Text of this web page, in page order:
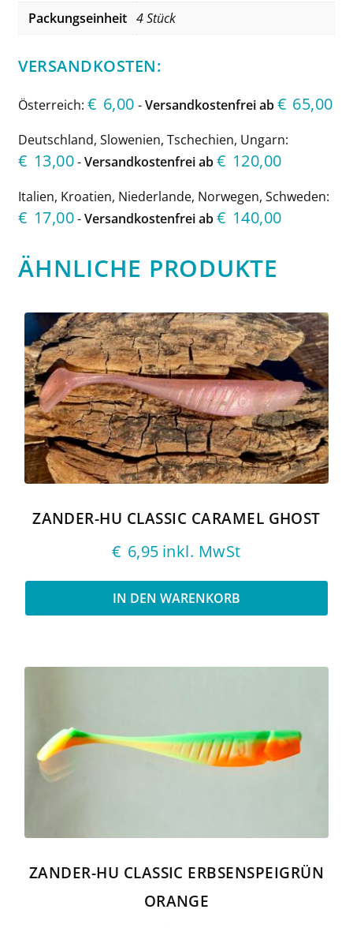
Packungseinheit 4 Stück
VERSANDKOSTEN:
Österreich: € 6,00 -Versandkostenfrei ab € 65,00
Deutschland, Slowenien, Tschechien, Ungarn:
€ 13,00-Versandkostenfrei ab€ 120,00
Italien, Kroatien, Niederlande, Norwegen, Schweden:
€ 17,00-Versandkostenfrei ab€ 140,00
ÄHNLICHE PRODUKTE
ZANDER-HU CLASSIC CARAMEL GHOST
€ 6,95 inkl. MwSt
IN DEN WARENKORB
ZANDER-HU CLASSIC ERBSENSPEIGRÜN
ORANGE